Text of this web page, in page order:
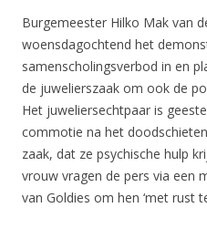
Burgemeester Hilko Mak van
woensdagochtend het
samenscholingsverbod in en
de juwelierszaak om ook de
Het juweliersechtpaar is
commotie na het
zaak, dat ze psychische hulp
vrouw vragen de pers via een
van Goldies om hen ‘met rust